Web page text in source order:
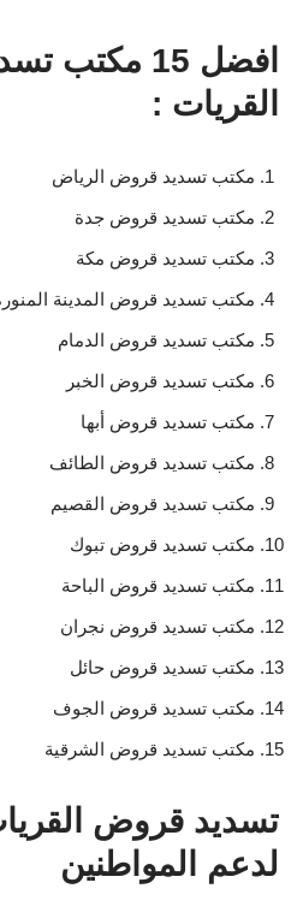
افضل 15
القريات :
مكتب تسديد قروض الرياض
مكتب تسديد قروض جدة
مكتب تسديد قروض مكة
مكتب تسديد قروض المدينة
مكتب تسديد قروض الدمام
مكتب تسديد قروض الخبر
مكتب تسديد قروض أبها
مكتب تسديد قروض الطائف
مكتب تسديد قروض القصيم
مكتب تسديد قروض تبوك
مكتب تسديد قروض الباحة
مكتب تسديد قروض نجران
مكتب تسديد قروض حائل
مكتب تسديد قروض الجوف
مكتب تسديد قروض الشرقية
تسديد قروض
لدعم المواطنين